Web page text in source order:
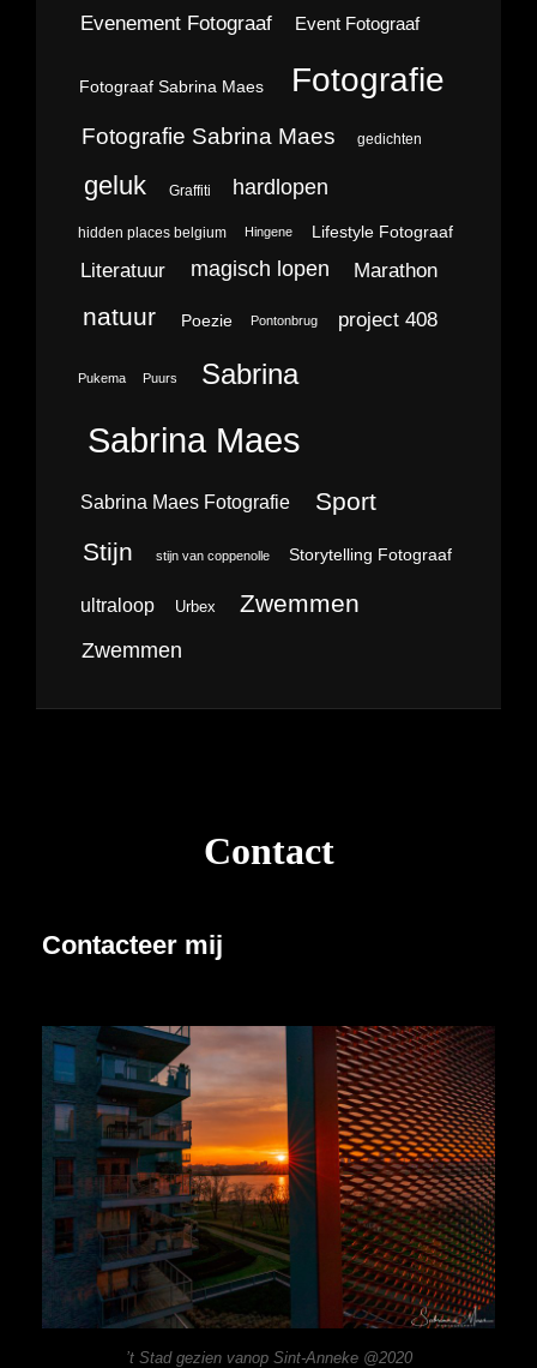
Evenement Fotograaf Event Fotograaf
Fotograaf Sabrina Maes Fotografie
Fotografie Sabrina Maes gedichten
geluk Graffiti hardlopen
hidden places belgium Hingene Lifestyle Fotograaf
Literatuur magisch lopen Marathon
natuur Poezie Pontonbrug project 408
Pukema Puurs Sabrina
Sabrina Maes
Sabrina Maes Fotografie Sport
Stijn stijn van coppenolle Storytelling Fotograaf
ultraloop Urbex Zwemmen
Zwemmen
Contact
Contacteer mij
’t Stad gezien vanop Sint-Anneke @2020